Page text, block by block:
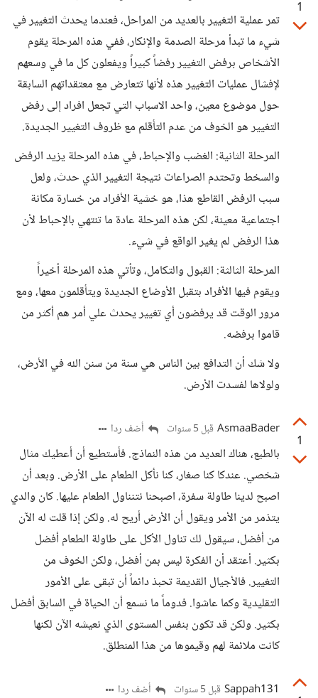
1
تمر عملية التغيير بالعديد من المراحل، فعندما يحدث التغيير في
شيء ما تبدأ مرحلة الصدمة والإنكار، ففي هذه المرحلة يقوم
الأشخاص برفض التغيير رفضاً كبيراً ويفعلون كل ما في وسعهم
لإفشال عمليات التغيير هذه لأنها تتعارض مع معتقداتهم السابقة
حول موضوع معين، واحد الاسباب التي تجعل افراد إلى رفض
التغيير هو الخوف من عدم التأقلم مع ظروف التغيير الجديدة.
المرحلة الثانية: الغضب والإحباط، في هذه المرحلة يزيد الرفض
والسخط وتحتدم الصراعات نتيجة التغيير الذي حدث، ولعل
سبب الرفض القاطع هذا، هو خشية الأفراد من خسارة مكانة
اجتماعية معينة، لكن هذه المرحلة عادة ما تنتهي بالإحباط لأن
هذا الرفض لم يغير الواقع في شيء.
المرحلة الثالثة: القبول والتكامل، وتأتي هذه المرحلة أخيراً
ويقوم فيها الأفراد بتقبل الأوضاع الجديدة ويتأقلمون معها، ومع
مرور الوقت قد يرفضون أي تغيير يحدث علي أمر هم أكثر من
قاموا برفضه.
ولا شك أن التدافع بين الناس هي سنة من سنن الله في الأرض،
ولولاها لفسدت الأرض.
1
AsmaaBader قبل 5 سنوات أضف ردا
بالطبع، هناك العديد من هذه النماذج. فأستطيع أن أعطيك مثال
شخصي. عندكا كنا صغار، كنا نأكل الطعام على الأرض. وبعد أن
اصبح لدينا طاولة سفرة، اصبحنا نتنناول الطعام عليها. كان والدي
يتذمر من الأمر ويقول أن الأرض أريح له. ولكن إذا قلت له الآن
من أفضل، سيقول لك تناول الأكل على طاولة الطعام أفضل
بكثير. أعتقد أن الفكرة ليس بمن أفضل، ولكن الخوف من
التغيير. فالأجيال القديمة تحبذ دائماً أن تبقى على الأمور
التقليدية وكما عاشوا. فدوماً ما نسمع أن الحياة في السابق أفضل
بكثير. ولكن قد تكون بنفس المستوى الذي نعيشه الآن لكنها
كانت ملائمة لهم وقيموها من هذا المنطلق.
Sappah131 قبل 5 سنوات أضف ردا